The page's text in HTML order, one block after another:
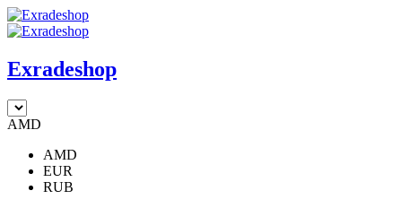
Exradeshop
AMD
AMD
EUR
RUB